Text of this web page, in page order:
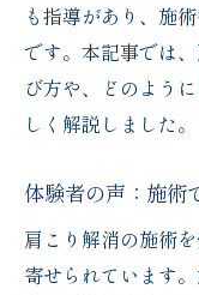
も指導があり、施
です。本記事では
び方や、どのよう
しく解説しました。
体験者の声：施術
肩こり解消の施術
寄せられています